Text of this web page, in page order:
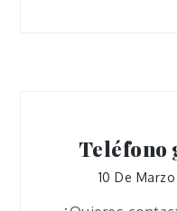
Teléfono
10 De